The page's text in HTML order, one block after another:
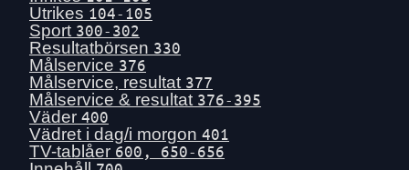
Ons 1 juli
Tis 30 juni
Mån 29 juni
Sön 28 juni
Lör 27 juni
Fre 26 juni
Utrikes 104-105
Sport 300-302
Resultatbörsen 330
Målservice 376
Målservice, resultat 377
Målservice & resultat 376-395
Väder 400
Vädret i dag/i morgon 401
TV-tablåer 600, 650-656